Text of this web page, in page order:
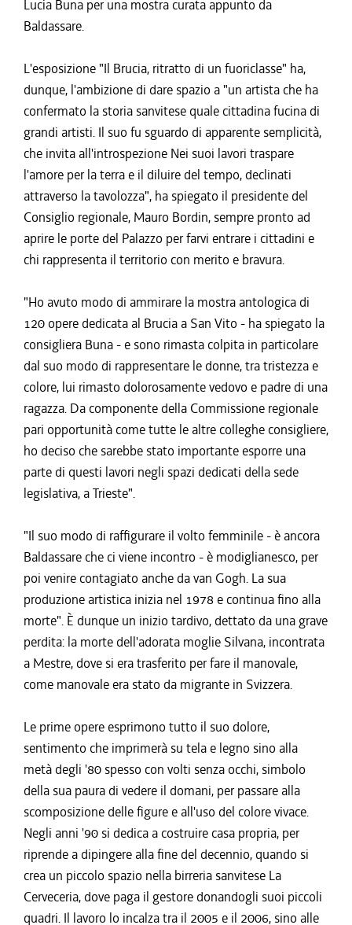
Lucia Buna per una mostra curata appunto da
Baldassare.
L'esposizione "Il Brucia, ritratto di un fuoriclasse" ha,
dunque, l'ambizione di dare spazio a "un artista che ha
confermato la storia sanvitese quale cittadina fucina di
grandi artisti. Il suo fu sguardo di apparente semplicità,
che invita all'introspezione Nei suoi lavori traspare
l'amore per la terra e il diluire del tempo, declinati
attraverso la tavolozza", ha spiegato il presidente del
Consiglio regionale, Mauro Bordin, sempre pronto ad
aprire le porte del Palazzo per farvi entrare i cittadini e
chi rappresenta il territorio con merito e bravura.
"Ho avuto modo di ammirare la mostra antologica di
120 opere dedicata al Brucia a San Vito - ha spiegato la
consigliera Buna - e sono rimasta colpita in particolare
dal suo modo di rappresentare le donne, tra tristezza e
colore, lui rimasto dolorosamente vedovo e padre di una
ragazza. Da componente della Commissione regionale
pari opportunità come tutte le altre colleghe consigliere,
ho deciso che sarebbe stato importante esporre una
parte di questi lavori negli spazi dedicati della sede
legislativa, a Trieste".
"Il suo modo di raffigurare il volto femminile - è ancora
Baldassare che ci viene incontro - è modiglianesco, per
poi venire contagiato anche da van Gogh. La sua
produzione artistica inizia nel 1978 e continua fino alla
morte". È dunque un inizio tardivo, dettato da una grave
perdita: la morte dell'adorata moglie Silvana, incontrata
a Mestre, dove si era trasferito per fare il manovale,
come manovale era stato da migrante in Svizzera.
Le prime opere esprimono tutto il suo dolore,
sentimento che imprimerà su tela e legno sino alla
metà degli '80 spesso con volti senza occhi, simbolo
della sua paura di vedere il domani, per passare alla
scomposizione delle figure e all'uso del colore vivace.
Negli anni '90 si dedica a costruire casa propria, per
riprende a dipingere alla fine del decennio, quando si
crea un piccolo spazio nella birreria sanvitese La
Cerveceria, dove paga il gestore donandogli suoi piccoli
quadri. Il lavoro lo incalza tra il 2005 e il 2006, sino alle